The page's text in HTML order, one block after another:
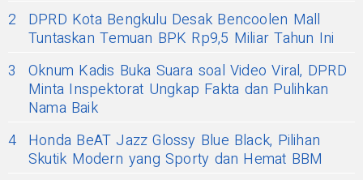
2
DPRD Kota Bengkulu Desak Bencoolen Mall
Tuntaskan Temuan BPK Rp9,5 Miliar Tahun Ini
3
Oknum Kadis Buka Suara soal Video Viral, DPRD
Minta Inspektorat Ungkap Fakta dan Pulihkan
Nama Baik
4 Honda BeAT Jazz Glossy Blue Black, Pilihan
Skutik Modern yang Sporty dan Hemat BBM